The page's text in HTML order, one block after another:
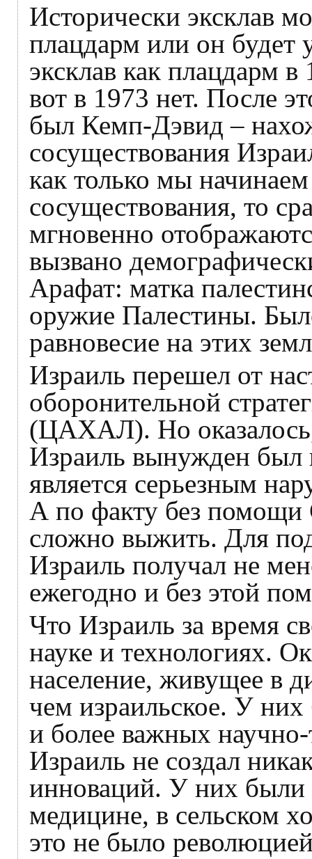
Исторически эксклав
плацдарм или он будет
эксклав как плацдарм в
вот в 1973 нет. После
был Кемп-Дэвид –
сосуществования
как только мы
сосуществования, то
мгновенно
вызвано
Арафат: матка
оружие Палестины.
равновесие на этих
Израиль перешел от
оборонительной
(ЦАХАЛ). Но оказалось,
Израиль вынужден был
является серьезным
А по факту без
сложно выжить. Для
Израиль получал не
ежегодно и без этой
Что Израиль за время
науке и технологиях.
население, живущее в
чем израильское. У
и более важных научно-
Израиль не создал
инноваций. У них были
медицине, в сельском
это не было